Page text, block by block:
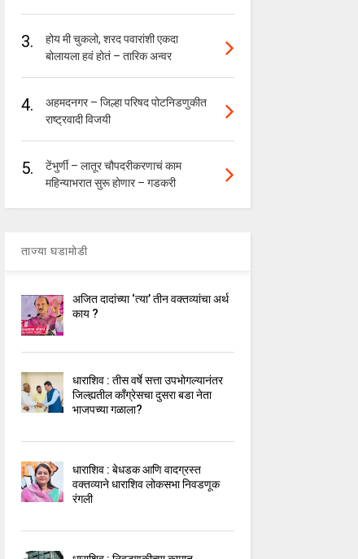
3.
होय मी चुकलो, शरद पवारांशी एकदा
बोलायला हवं होतं – तारिक अन्वर
4.
अहमदनगर – जिल्हा परिषद पोटनिडणुकीत
राष्ट्रवादी विजयी
5.
टेंभुर्णी – लातूर चौपदरीकरणाचं काम
महिन्याभरात सुरू होणार – गडकरी
ताज्या घडामोडी
अजित दादांच्या ‘त्या’ तीन वक्तव्यांचा अर्थ
काय ?
धाराशिव : तीस वर्षे सत्ता उपभोगल्यानंतर
जिल्ह्यतील कॉंग्रेसचा दुसरा बडा नेता
भाजपच्या गळाला?
धाराशिव : बेधडक आणि वादग्रस्त
वक्तव्याने धाराशिव लोकसभा निवडणूक
रंगली